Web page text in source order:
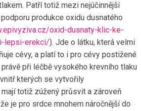
Patří totiž mezi nejúčinnější
produkce oxidu dusnatého
oxid-dusnaty-klic-ke-
lepsi-erekci/). Jde o látku, která velmi
cévy, a platí to i pro cévy postižené
při léčbě vysokého krevního tlaku
kterých se vytvořily
totiž zúžený průsvit a zároveň
je pro srdce mnohem náročnější do